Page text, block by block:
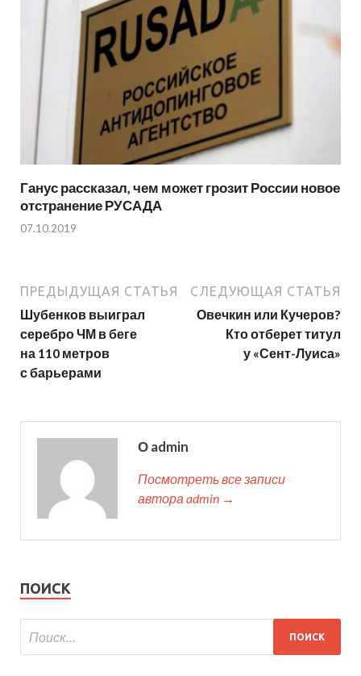
Ганус рассказал, чем может грозит России новое
отстранение РУСАДА
07.10.2019
ПРЕДЫДУЩАЯ СТАТЬЯ
Шубенков выиграл
серебро ЧМ в беге
на 110 метров
с барьерами
СЛЕДУЮЩАЯ СТАТЬЯ
Овечкин или Кучеров?
Кто отберет титул
у «Сент-Луиса»
О admin
Посмотреть все записи
автора admin →
ПОИСК